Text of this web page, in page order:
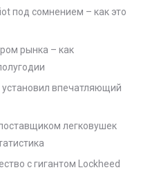
под сомнением – как это
рынка – как
впечатляющий
легковушек
с гигантом Lockheed